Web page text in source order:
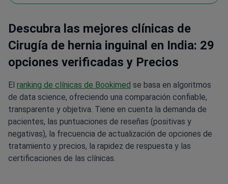
Descubra las mejores clínicas de
Cirugía de hernia inguinal en India: 29
opciones verificadas y Precios
El ranking de clínicas de Bookimed se basa en algoritmos
de data science, ofreciendo una comparación confiable,
transparente y objetiva. Tiene en cuenta la demanda de
pacientes, las puntuaciones de reseñas (positivas y
negativas), la frecuencia de actualización de opciones de
tratamiento y precios, la rapidez de respuesta y las
certificaciones de las clínicas.